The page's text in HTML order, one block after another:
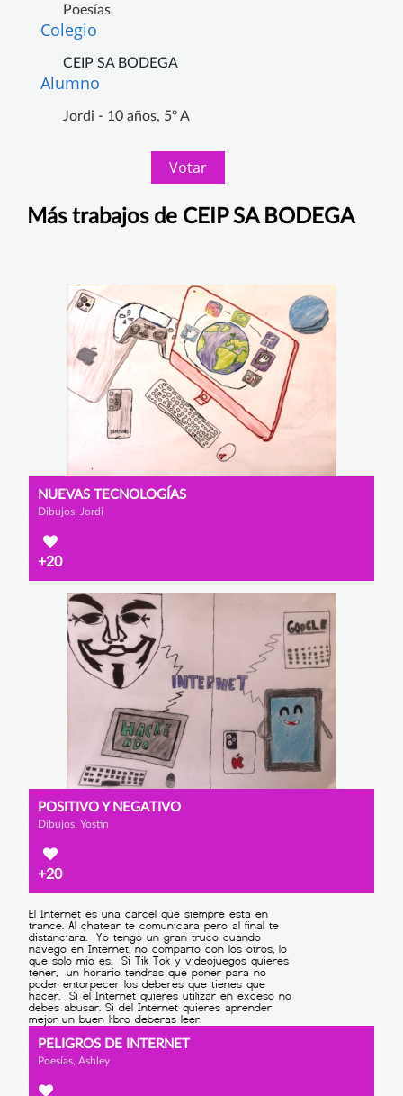
Poesías
Colegio
CEIP SA BODEGA
Alumno
Jordi - 10 años, 5º A
Votar
Más trabajos de CEIP SA BODEGA
NUEVAS TECNOLOGÍAS
Dibujos, Jordi
+20
POSITIVO Y NEGATIVO
Dibujos, Yostin
+20
PELIGROS DE INTERNET
Poesías, Ashley